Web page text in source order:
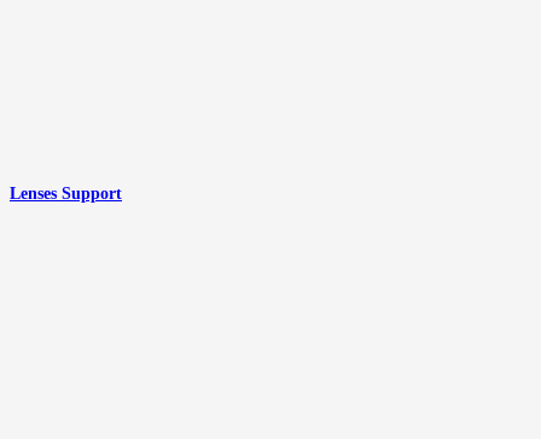
Lenses Support